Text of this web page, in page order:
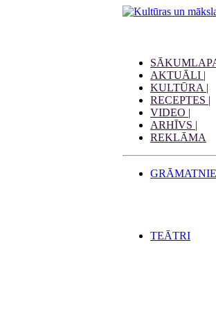
AKTUĀLI |
KULTŪRA |
RECEPTES |
VIDEO |
ARHĪVS |
REKLĀMA
TEĀTRI